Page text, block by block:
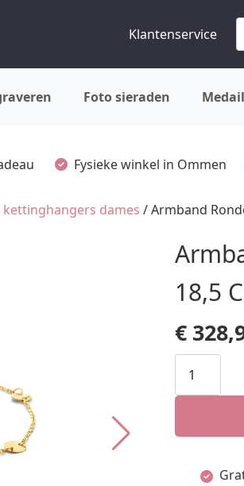
Klantenservice
Foto sieraden
Fysieke winkel in Ommen
kettinghangers dames / Armband
18,5
€
Armband
Ronde
16,5